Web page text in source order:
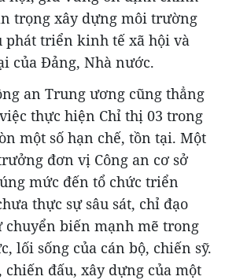
trọng xây dựng môi trường
phát triển kinh tế xã hội và
của Đảng, Nhà nước.
an Trung ương cũng thẳng
thực hiện Chỉ thị 03 trong
một số hạn chế, tồn tại. Một
đơn vị Công an cơ sở
mức đến tổ chức triển
thực sự sâu sát, chỉ đạo
chuyển biến mạnh mẽ trong
lối sống của cán bộ, chiến sỹ.
chiến đấu, xây dựng của một